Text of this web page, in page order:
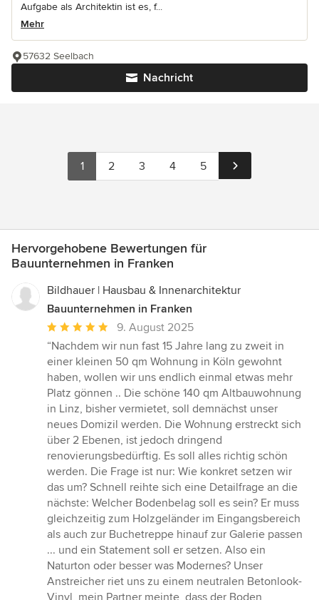
Aufgabe als Architektin ist es, f...
Mehr
Nachricht
57632 Seelbach
1 2 3 4 5
Hervorgehobene Bewertungen für
Bauunternehmen in Franken
Bildhauer | Hausbau & Innenarchitektur
Bauunternehmen in Franken
Durchschnittliche
Bewertung:
5
von
5
Sternen
9. August 2025
“Nachdem wir nun fast 15 Jahre lang zu zweit in
einer kleinen 50 qm Wohnung in Köln gewohnt
haben, wollen wir uns endlich einmal etwas mehr
Platz gönnen .. Die schöne 140 qm Altbauwohnung
in Linz, bisher vermietet, soll demnächst unser
neues Domizil werden. Die Wohnung erstreckt sich
über 2 Ebenen, ist jedoch dringend
renovierungsbedürftig. Es soll alles richtig schön
werden. Die Frage ist nur: Wie konkret setzen wir
das um? Schnell reihte sich eine Detailfrage an die
nächste: Welcher Bodenbelag soll es sein? Er muss
gleichzeitig zum Holzgeländer im Eingangsbereich
als auch zur Buchetreppe hinauf zur Galerie passen
... und ein Statement soll er setzen. Also ein
Naturton oder besser was Modernes? Unser
Anstreicher riet uns zu einem neutralen Betonlook-